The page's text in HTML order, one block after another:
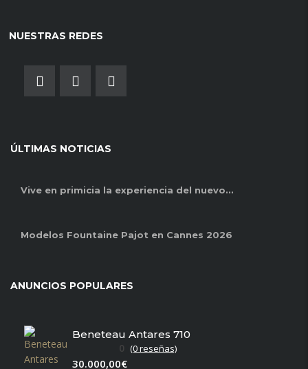
NUESTRAS REDES
ÚLTIMAS NOTICIAS
Vive en primicia la experiencia del nuevo...
Modelos Fountaine Pajot en Cannes 2026
ANUNCIOS POPULARES
Beneteau Antares 710
0 (0 reseñas)
30.000,00€